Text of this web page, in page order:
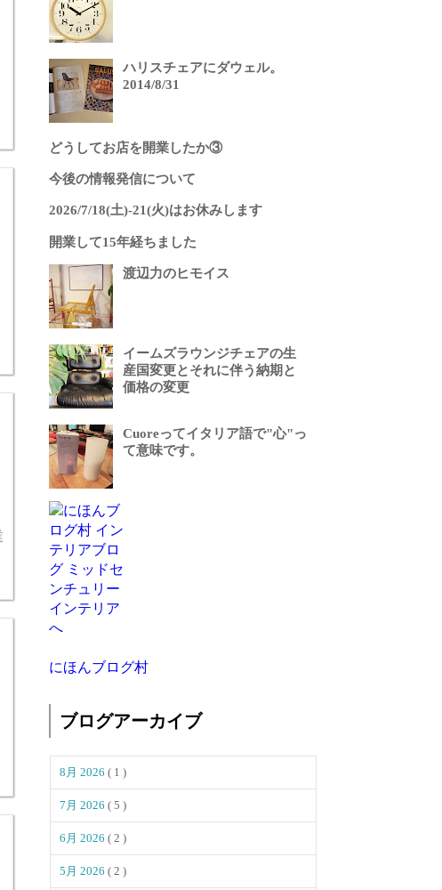
ハリスチェアにダウェル。
2014/8/31
どうしてお店を開業したか③
今後の情報発信について
2026/7/18(土)-21(火)はお休みします
開業して15年経ちました
渡辺力のヒモイス
イームズラウンジチェアの生
産国変更とそれに伴う納期と
価格の変更
Cuoreってイタリア語で"心"っ
て意味です。
にほんブログ村
ブログアーカイブ
8月 2026 ( 1 )
7月 2026 ( 5 )
6月 2026 ( 2 )
5月 2026 ( 2 )